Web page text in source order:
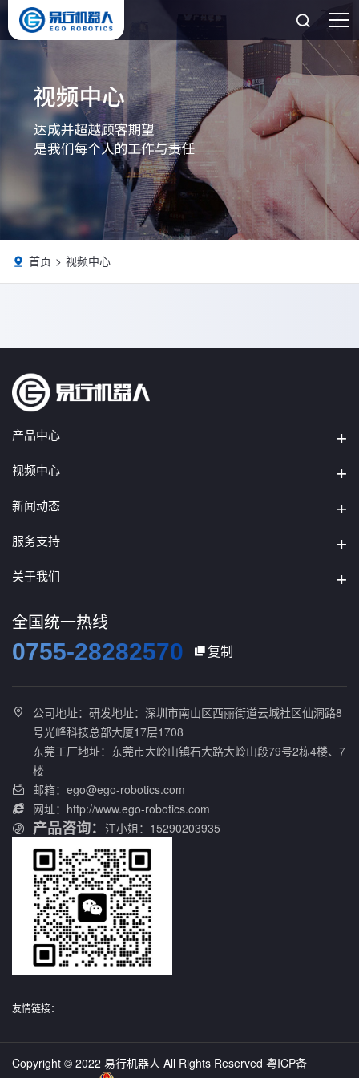

 首页 视频中心
产品中心
视频中心
新闻动态
服务支持
关于我们
全国统一热线
0755-28282570 复制

公司地址：研发地址：深圳市南山区西丽街道云城社区仙洞路8
号光峰科技总部大厦17层1708
东莞工厂地址：东莞市大岭山镇石大路大岭山段79号2栋4楼、7
楼
 邮箱：ego@ego-robotics.com
 网址：http://www.ego-robotics.com
产品咨询： 汪小姐：15290203935
友情链接：
Copyright © 2022 易行机器人 All Rights Reserved 粤ICP备